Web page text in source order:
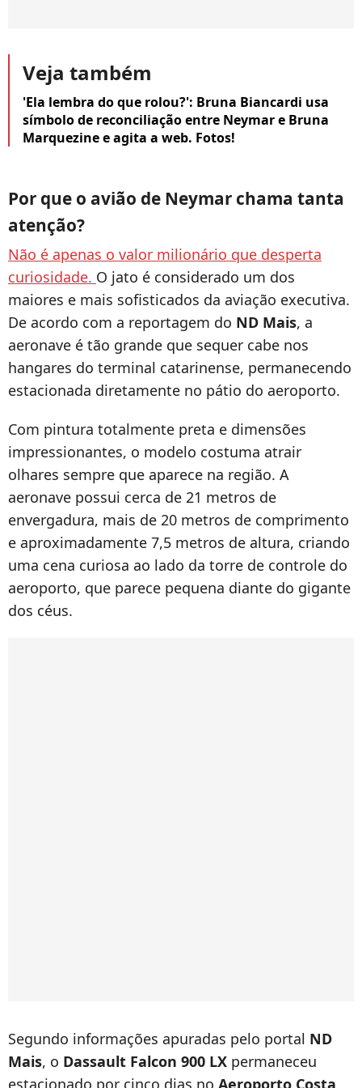
Veja também
'Ela lembra do que rolou?': Bruna Biancardi usa
símbolo de reconciliação entre Neymar e Bruna
Marquezine e agita a web. Fotos!
Por que o avião de Neymar chama tanta
atenção?
Não é apenas o valor milionário que desperta
curiosidade. O jato é considerado um dos
maiores e mais sofisticados da aviação executiva.
De acordo com a reportagem do ND Mais, a
aeronave é tão grande que sequer cabe nos
hangares do terminal catarinense, permanecendo
estacionada diretamente no pátio do aeroporto.
Com pintura totalmente preta e dimensões
impressionantes, o modelo costuma atrair
olhares sempre que aparece na região. A
aeronave possui cerca de 21 metros de
envergadura, mais de 20 metros de comprimento
e aproximadamente 7,5 metros de altura, criando
uma cena curiosa ao lado da torre de controle do
aeroporto, que parece pequena diante do gigante
dos céus.
Segundo informações apuradas pelo portal ND
Mais, o Dassault Falcon 900 LX permaneceu
estacionado por cinco dias no Aeroporto Costa